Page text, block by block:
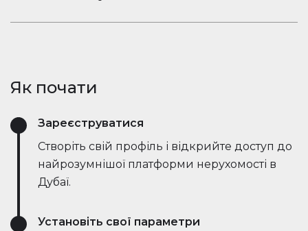
швидшими та ефективнішими, ніж будь-коли.
запитання, діліться оголошеннями та отримуйте
одному місці.
Як почати
Зареєструватися
Створіть свій профіль і відкрийте доступ до
найрозумнішої платформи нерухомості в
Дубаї.
Установіть свої параметри